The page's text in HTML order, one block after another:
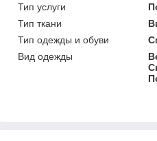
Тип услуги
Тип ткани
Тип одежды и обуви
Вид одежды